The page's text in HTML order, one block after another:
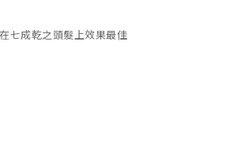
七成乾之頭髮上效果最佳